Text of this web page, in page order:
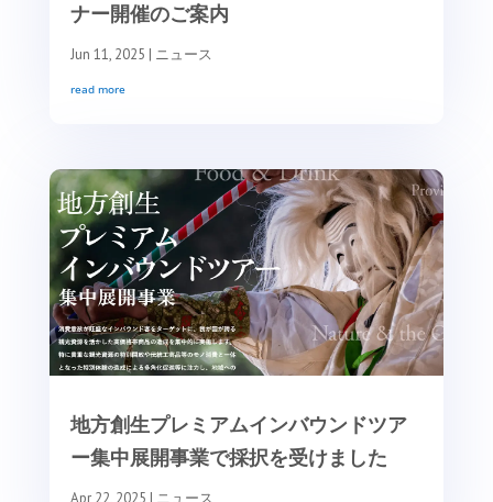
ナー開催のご案内
Jun 11, 2025 | ニュース
read more
地方創生プレミアムインバウンドツア
ー集中展開事業で採択を受けました
Apr 22, 2025 | ニュース